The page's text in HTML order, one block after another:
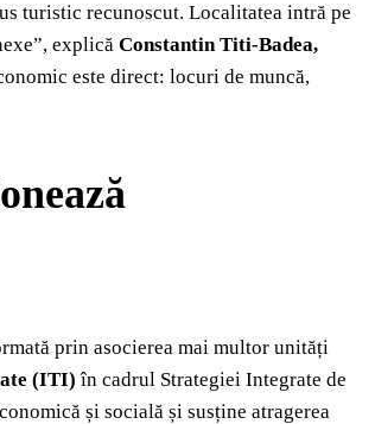
turistic recunoscut. Localitatea intră pe
explicăConstantin Titi‑Badea,
este direct: locuri de muncă,
prin asocierea mai multor unități
(ITI) în cadrul Strategiei Integrate de
și socială și susține atragerea